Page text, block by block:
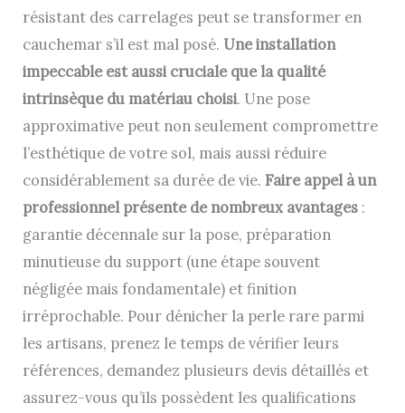
résistant des carrelages peut se transformer en
cauchemar s’il est mal posé. Une installation
impeccable est aussi cruciale que la qualité
intrinsèque du matériau choisi. Une pose
approximative peut non seulement compromettre
l’esthétique de votre sol, mais aussi réduire
considérablement sa durée de vie. Faire appel à un
professionnel présente de nombreux avantages :
garantie décennale sur la pose, préparation
minutieuse du support (une étape souvent
négligée mais fondamentale) et finition
irréprochable. Pour dénicher la perle rare parmi
les artisans, prenez le temps de vérifier leurs
références, demandez plusieurs devis détaillés et
assurez-vous qu’ils possèdent les qualifications